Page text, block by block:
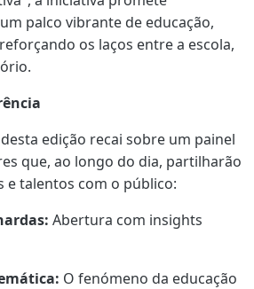
palco vibrante de educação,
os laços entre a escola,
edição recai sobre um painel
que, ao longo do dia, partilharão
e talentos com o público:
Abertura com insights
O fenómeno da educação